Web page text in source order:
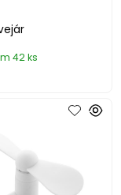
42 ks